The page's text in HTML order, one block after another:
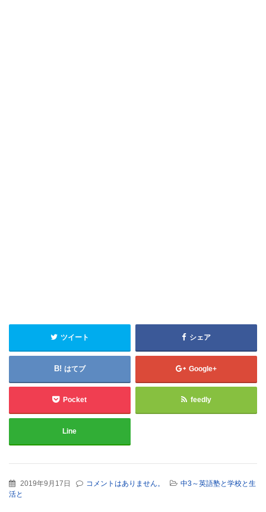
ツイート シェア
はてブ Google+
Pocket feedly
Line
2019年9月17日 コメントはありません。
中3～英語塾と学校と生
活と